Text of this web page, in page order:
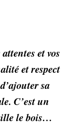
et vos
et respect
sa
C’est un
le bois…